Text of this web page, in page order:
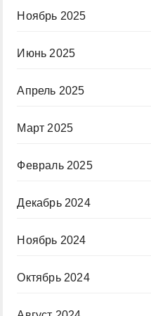
Ноябрь 2025
Июнь 2025
Апрель 2025
Март 2025
Февраль 2025
Декабрь 2024
Ноябрь 2024
Октябрь 2024